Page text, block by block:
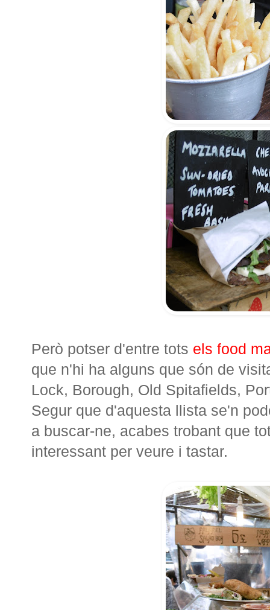
Però potser d'entre tots els food
que n'hi ha alguns que són de
Lock, Borough, Old Spitafields,
Segur que d'aquesta llista se'n
a buscar-ne, acabes trobant que
interessant per veure i tastar.